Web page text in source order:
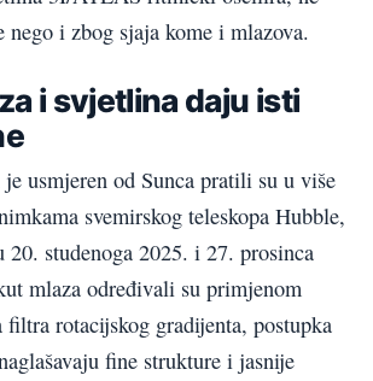
nego i zbog sjaja kome i mlazova.
i svjetlina daju isti
usmjeren od Sunca pratili su u više
svemirskog teleskopa Hubble,
20. studenoga 2025. i 27. prosinca
mlaza određivali su primjenom
filtra rotacijskog gradijenta, postupka
fine strukture i jasnije